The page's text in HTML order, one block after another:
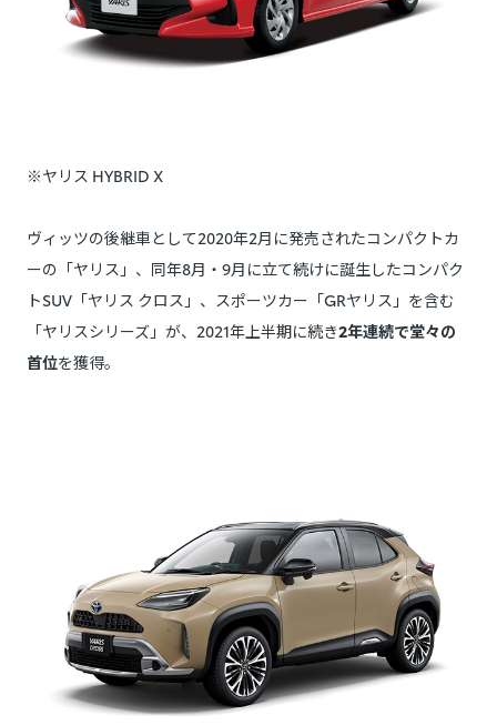
※ヤリス HYBRID X
ヴィッツの後継車として2020年2月に発売されたコンパクトカ
ーの「ヤリス」、同年8月・9月に立て続けに誕生したコンパク
トSUV「ヤリス クロス」、スポーツカー「GRヤリス」を含む
「ヤリスシリーズ」が、2021年上半期に続き2年連続で堂々の
首位を獲得。